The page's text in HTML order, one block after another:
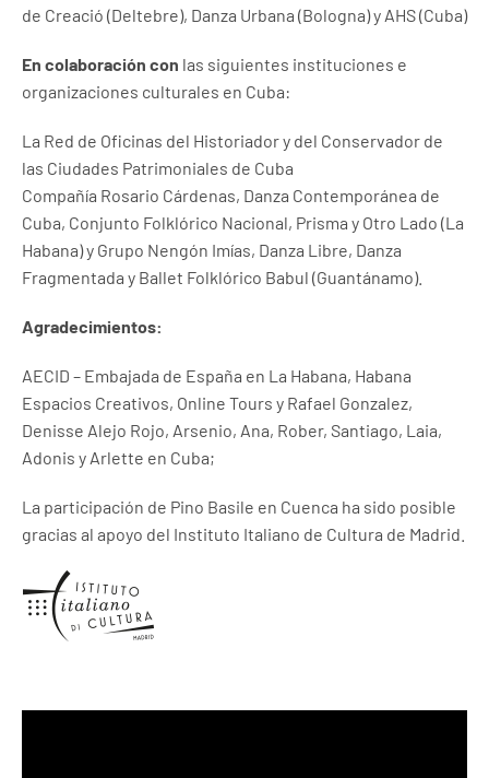
de Creació (Deltebre), Danza Urbana (Bologna) y AHS (Cuba)
En colaboración con las siguientes instituciones e
organizaciones culturales en Cuba:
La Red de Oficinas del Historiador y del Conservador de
las Ciudades Patrimoniales de Cuba
Compañía Rosario Cárdenas, Danza Contemporánea de
Cuba, Conjunto Folklórico Nacional, Prisma y Otro Lado (La
Habana) y Grupo Nengón Imías, Danza Libre, Danza
Fragmentada y Ballet Folklórico Babul (Guantánamo).
Agradecimientos:
AECID – Embajada de España en La Habana, Habana
Espacios Creativos, Online Tours y Rafael Gonzalez,
Denisse Alejo Rojo, Arsenio, Ana, Rober, Santiago, Laia,
Adonis y Arlette en Cuba;
La participación de Pino Basile en Cuenca ha sido posible
gracias al apoyo del Instituto Italiano de Cultura de Madrid.